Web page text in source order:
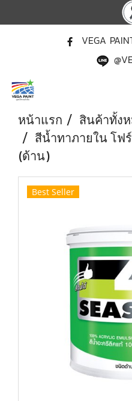
VEGA
หน้าแรก สินค้าทั้ง
สีน้ำทาภายใน โฟ
(ด้าน)
Best Seller